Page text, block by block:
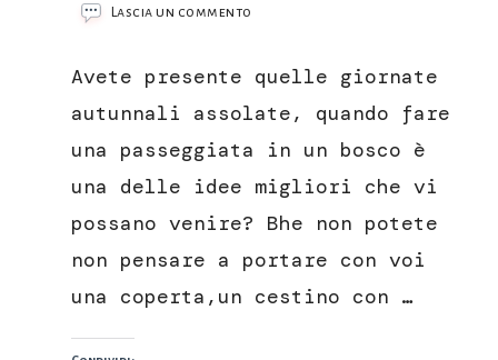
Lascia un commento
cacao
Avete presente quelle giornate
autunnali assolate, quando fare
una passeggiata in un bosco è
una delle idee migliori che vi
possano venire? Bhe non potete
non pensare a portare con voi
una coperta,un cestino con …